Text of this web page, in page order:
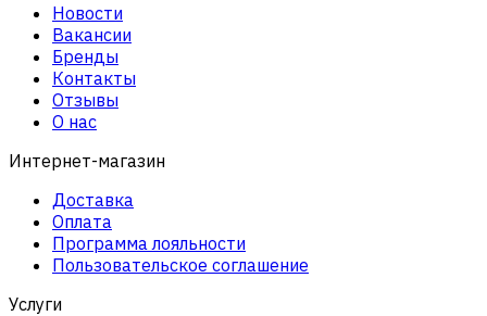
Новости
Вакансии
Бренды
Контакты
Отзывы
О нас
Интернет-магазин
Доставка
Оплата
Программа лояльности
Пользовательское соглашение
Услуги